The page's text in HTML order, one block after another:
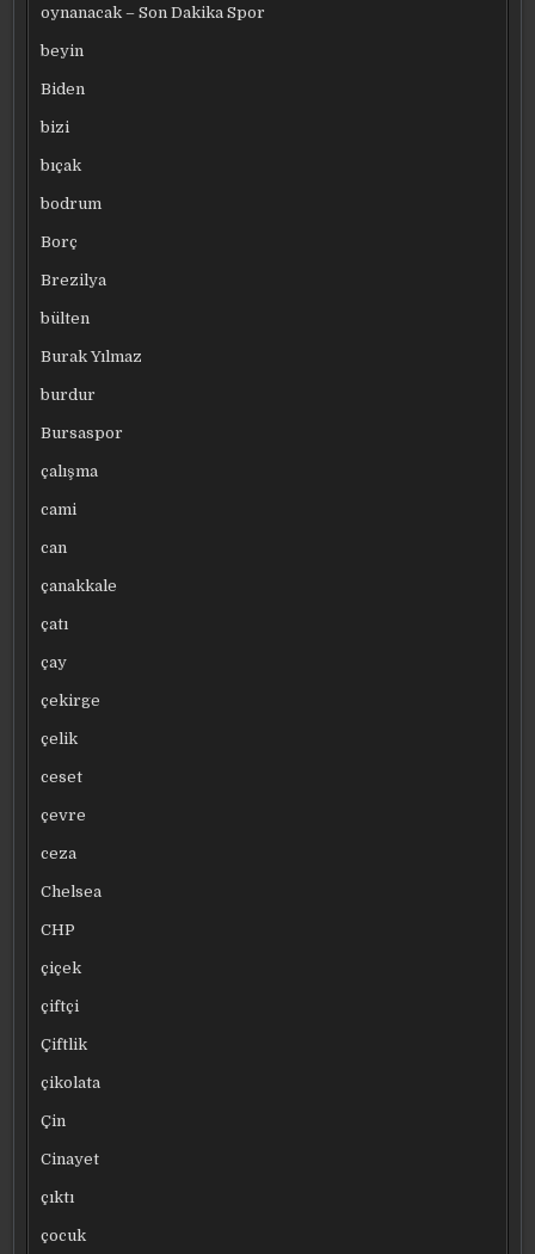
oynanacak – Son Dakika Spor
beyin
Biden
bizi
bıçak
bodrum
Borç
Brezilya
bülten
Burak Yılmaz
burdur
Bursaspor
çalışma
cami
can
çanakkale
çatı
çay
çekirge
çelik
ceset
çevre
ceza
Chelsea
CHP
çiçek
çiftçi
Çiftlik
çikolata
Çin
Cinayet
çıktı
çocuk